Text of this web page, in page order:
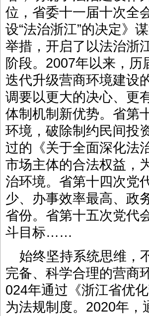
位，省委十一届十次全
设“法治浙江”的决定》
举措，开启了以法治浙
阶段。2007年以来，
迭代升级营商环境建设
调要以更大的决心、更
体制机制新优势。省第
环境，破除制约民间投
过的《关于全面深化法
市场主体的合法权益，
治环境。省第十四次党
少、办事效率最高、政
省份。省第十五次党代
斗目标……
始终坚持系统思维，
完备、科学合理的营商
024年通过《浙江省优
为法规制度。2020年